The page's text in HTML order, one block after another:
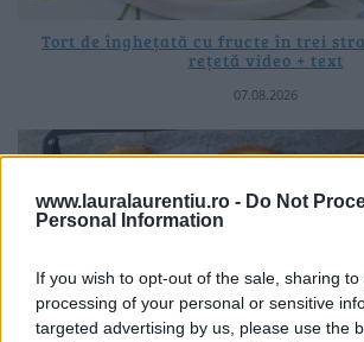
www.lauralaurentiu.ro - Do Not
Personal Information
If you wish to opt-out of the sale, sharing
processing of your personal or sensitive
targeted advertising by us, please use the
Tort de înghețată cu fructe în trei
rețetă video + text
07.08.2026